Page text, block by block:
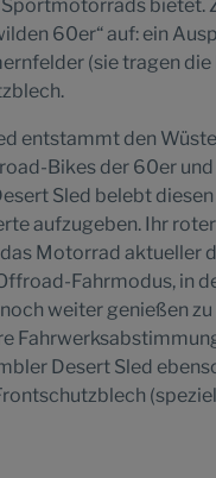
bietet.
60er“ auf: ein
(sie tragen die
entstammt den
Bikes der 60er
Sled belebt
aufzugeben. Ihr
Motorrad aktueller
Fahrmodus, in
weiter genießen
Desert Sled